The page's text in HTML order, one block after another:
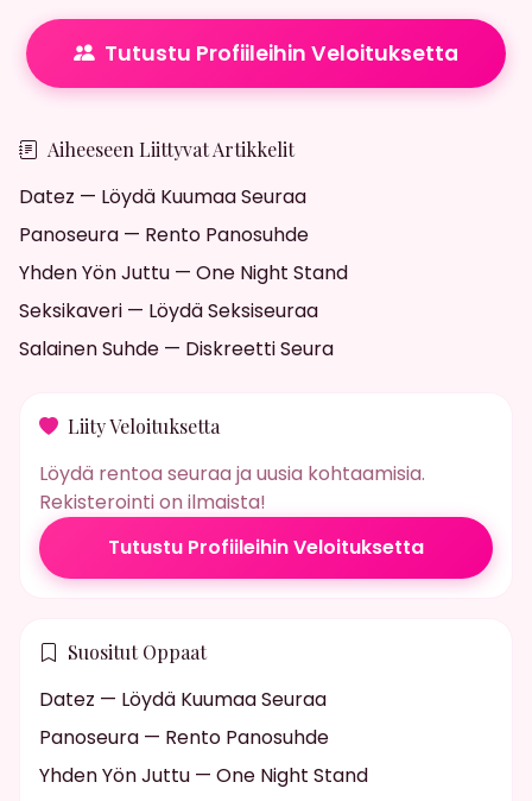
Tutustu Profiileihin Veloituksetta
Aiheeseen Liittyvat Artikkelit
Datez — Löydä Kuumaa Seuraa
Panoseura — Rento Panosuhde
Yhden Yön Juttu — One Night Stand
Seksikaveri — Löydä Seksiseuraa
Salainen Suhde — Diskreetti Seura
Liity Veloituksetta
Löydä rentoa seuraa ja uusia kohtaamisia.
Rekisterointi on ilmaista!
Tutustu Profiileihin Veloituksetta
Suositut Oppaat
Datez — Löydä Kuumaa Seuraa
Panoseura — Rento Panosuhde
Yhden Yön Juttu — One Night Stand